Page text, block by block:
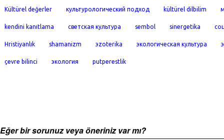
Kültürel değerler культурологический подход kültürel dilbilim
kendini kanıtlama светская культура sembol sinergetika
Hristiyanlık shamanizm эzoterika экологическая культура
çevre bilinci экология putperestlik
Eğer bir sorunuz veya öneriniz var mı?